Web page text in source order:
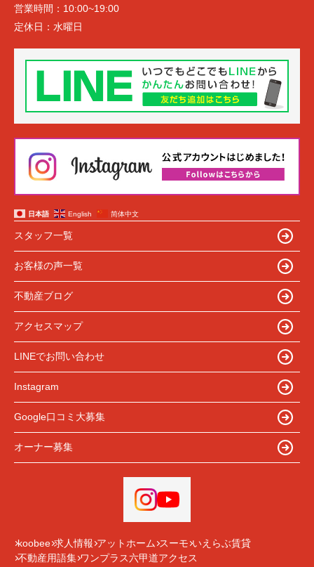
営業時間： 10:00~19:00
定休日： 水曜日
日本語 English 简体中文
スタッフ一覧
お客様の声一覧
不動産ブログ
アクセスマップ
LINEでお問い合わせ
Instagram
Google口コミ大募集
オーナー募集
koobee 求人情報 アットホーム スーモ いえらぶ賃貸
不動産用語集 ワンプラス六甲道アクセス